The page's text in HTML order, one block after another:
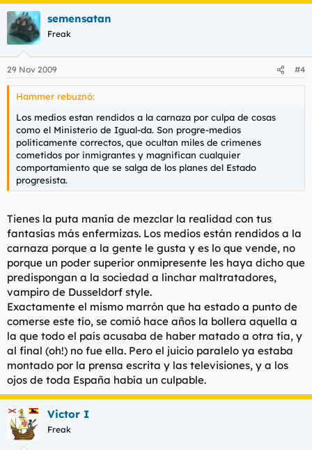
semensatan
Freak
29 Nov 2009 #4
Hammer rebuznó:
Los medios estan rendidos a la carnaza por culpa de cosas
como el Ministerio de Igual-da. Son progre-medios
politicamente correctos, que ocultan miles de crimenes
cometidos por inmigrantes y magnifican cualquier
comportamiento que se salga de los planes del Estado
progresista.
Tienes la puta manía de mezclar la realidad con tus
fantasías más enfermizas. Los medios están rendidos a la
carnaza porque a la gente le gusta y es lo que vende, no
porque un poder superior onmipresente les haya dicho que
predispongan a la sociedad a linchar maltratadores,
vampiro de Dusseldorf style.
Exactamente el mismo marrón que ha estado a punto de
comerse este tío, se comió hace años la bollera aquella a
la que todo el país acusaba de haber matado a otra tía, y
al final (oh!) no fue ella. Pero el juicio paralelo ya estaba
montado por la prensa escrita y las televisiones, y a los
ojos de toda España había un culpable.
Victor I
Freak